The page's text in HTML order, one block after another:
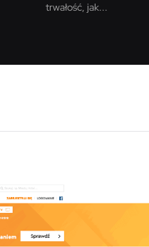
trwałość, jak...